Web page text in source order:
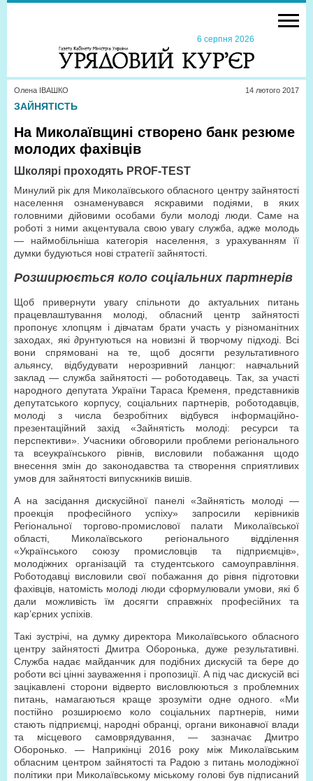
6 серпня 2026
Олена ІВАШКО 14 лютого 2017
ЗАЙНЯТІСТЬ
На Миколаївщині створено банк резюме
молодих фахівців
Школярі проходять PROF-TEST
Минулий рік для Миколаївського обласного центру зайнятості
населення ознаменувався яскравими подіями, в яких
головними дійовими особами були молоді люди. Саме на
роботі з ними акцентувала свою увагу служба, адже молодь
— наймобільніша категорія населення, з урахуванням її
думки будуються нові стратегії зайнятості.
Розширюється коло соціальних партнерів
Щоб привернути увагу спільноти до актуальних питань
працевлаштування молоді, обласний центр зайнятості
пропонує хлопцям і дівчатам брати участь у різноманітних
заходах, які ∂рунтуються на новизні й творчому підході. Всі
вони спрямовані на те, щоб досягти результативного
альянсу, відбудувати нерозривний ланцюг: навчальний
заклад — служба зайнятості — роботодавець. Так, за участі
народного депутата України Тараса Кременя, представників
депутатського корпусу, соціальних партнерів, роботодавців,
молоді з числа безробітних відбувся інформаційно-
презентаційний захід «Зайнятість молоді: ресурси та
перспективи». Учасники обговорили проблеми регіонального
та всеукраїнського рівнів, висловили побажання щодо
внесення змін до законодавства та створення сприятливих
умов для зайнятості випускників вишів.
А на засідання дискусійної панелі «Зайнятість молоді —
проекція професійного успіху» запросили керівників
Регіональної торгово-промислової палати Миколаївської
області, Миколаївського регіонального відділення
«Українського союзу промисловців та підприємців»,
молодіжних організацій та студентського самоуправління.
Роботодавці висловили свої побажання до рівня підготовки
фахівців, натомість молоді люди сформулювали умови, які б
дали можливість їм досягти справжніх професійних та
кар’єрних успіхів.
Такі зустрічі, на думку директора Миколаївського обласного
центру зайнятості Дмитра Оборонька, дуже результативні.
Служба надає майданчик для подібних дискусій та бере до
роботи всі цінні зауваження і пропозиції. А під час дискусій всі
зацікавлені сторони відверто висловлюються з проблемних
питань, намагаються краще зрозуміти одне одного. «Ми
постійно розширюємо коло соціальних партнерів, ними
стають підприємці, народні обранці, органи виконавчої влади
та місцевого самоврядування, — зазначає Дмитро
Оборонько. — Наприкінці 2016 року між Миколаївським
обласним центром зайнятості та Радою з питань молодіжної
політики при Миколаївському міському голові був підписаний